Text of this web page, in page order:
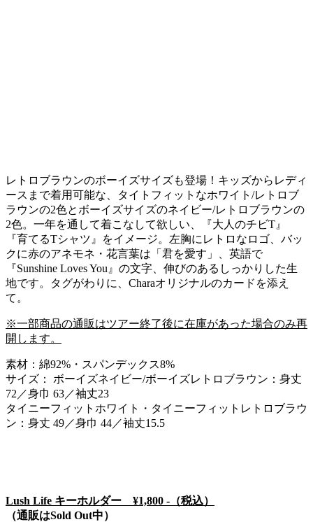
レトロブラウンのボーイズサイズも登場！キッズからレディ
ースまで着用可能な、タイトフィットなホワイト/レトロブ
ラウンの2色とボーイズサイズのネイビー/レトロブラウンの
2色。一年を通して着こなして欲しい、『大人のチビT』
『育てるTシャツ』をイメージ。左胸にレトロなロゴ、バッ
クに赤のアネモネ・花言葉は「君を愛す」、英語で
『Sunshine Loves You』の文字、伸びのあるしっかりした生
地です。タグがわりに、Charaオリジナルのカードを添え
て。
※一部商品の通販はツアー終了後に在庫があった場合のみ再
開します。
素材：綿92%・スパンデックス8%
サイズ： ボーイズネイビー/ボーイズレトロブラウン：身丈
72／身巾 63／袖丈23
タイニーフィットホワイト・タイニーフィットレトロブラウ
ン：身丈 49／身巾 44／袖丈15.5
Lush Life キーホルダー ¥1,800 -（税込）
（通販はSold Out中）